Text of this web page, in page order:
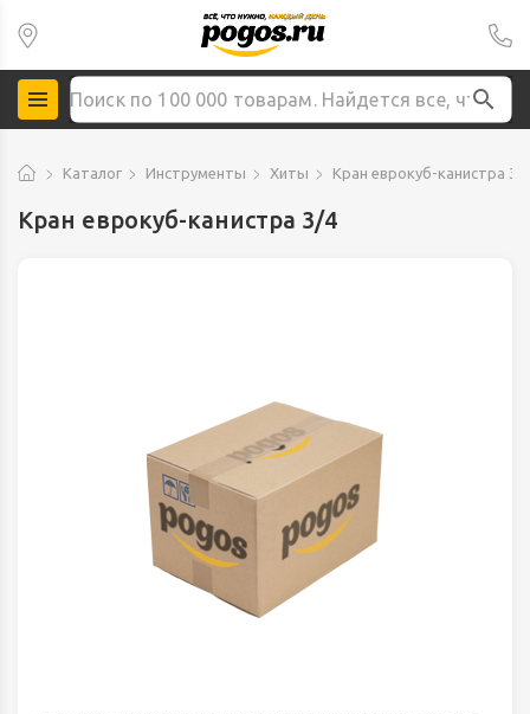
Каталог Инструменты Хиты Кран еврокуб-канистра 3/4
Кран еврокуб-канистра 3/4